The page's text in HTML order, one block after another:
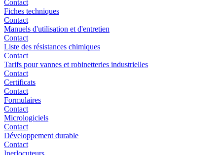
Contact
Fiches techniques
Contact
Manuels d'utilisation et d'entretien
Contact
Liste des résistances chimiques
Contact
Tarifs pour vannes et robinetteries industrielles
Contact
Certificats
Contact
Formulaires
Contact
Micrologiciels
Contact
Développement durable
Contact